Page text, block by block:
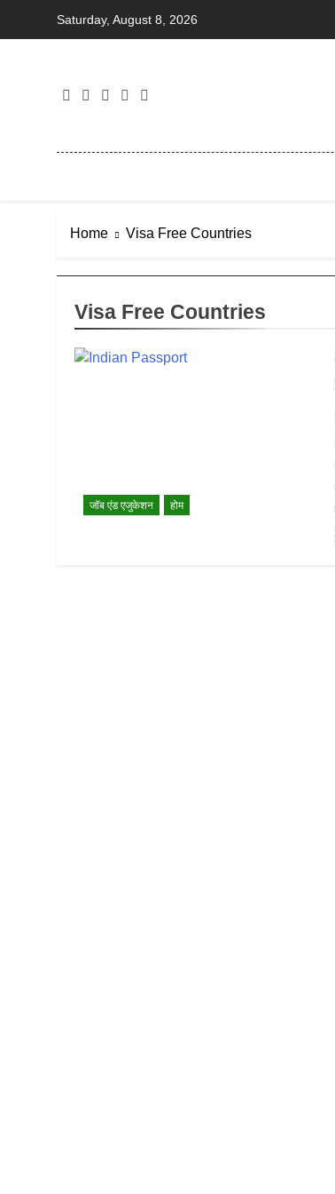
Saturday, August 8, 2026
Home Visa Free Countries
Visa Free Countries
जॉब एंड एजुकेशन होम